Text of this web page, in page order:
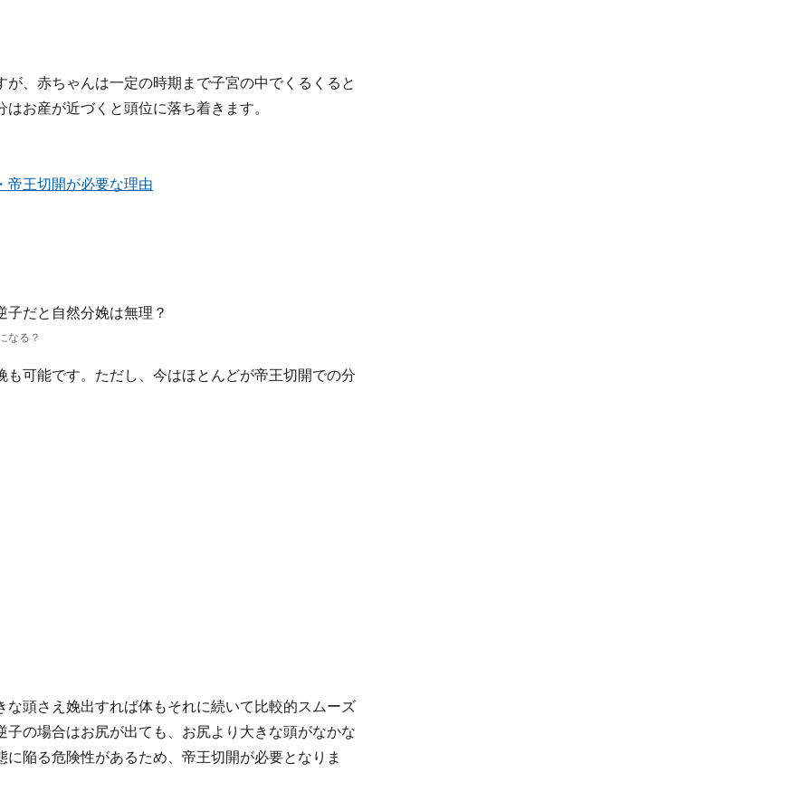
、赤ちゃんは一定の時期まで子宮の中でくるくると
お産が近づくと頭位に落ち着きます。
帝王切開が必要な理由
なる？
可能です。ただし、今はほとんどが帝王切開での分
頭さえ娩出すれば体もそれに続いて比較的スムーズ
の場合はお尻が出ても、お尻より大きな頭がなかな
陥る危険性があるため、帝王切開が必要となりま